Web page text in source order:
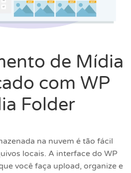
de Mídia
com WP
Folder
na nuvem é tão fácil
locais. A interface do WP
você faça upload, organize e